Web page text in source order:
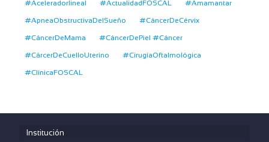
#Aceleradorlineal #ActualidadFOSCAL #Amamantar
#ApneaObstructivaDelSueño #CáncerDeCérvix
#CáncerDeMama #CáncerDePiel #Cáncer
#CárcerDeCuelloUterino #CirugíaOftalmológica
#ClínicaFOSCAL
Institución